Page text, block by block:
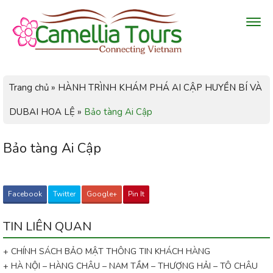
Trang chủ » HÀNH TRÌNH KHÁM PHÁ AI CẬP HUYỀN BÍ VÀ
DUBAI HOA LỆ » Bảo tàng Ai Cập
Bảo tàng Ai Cập
Facebook Twitter Google+ Pin It
TIN LIÊN QUAN
+ CHÍNH SÁCH BẢO MẬT THÔNG TIN KHÁCH HÀNG
+ HÀ NỘI – HÀNG CHÂU – NAM TẦM – THƯỢNG HẢI – TÔ CHÂU